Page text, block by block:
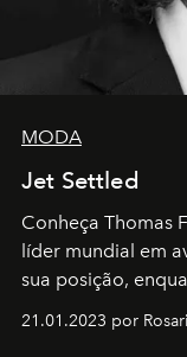
MODA
Jet Settled
Conheça Thomas
líder mundial em
sua posição,
em rápida
21.01.2023 por